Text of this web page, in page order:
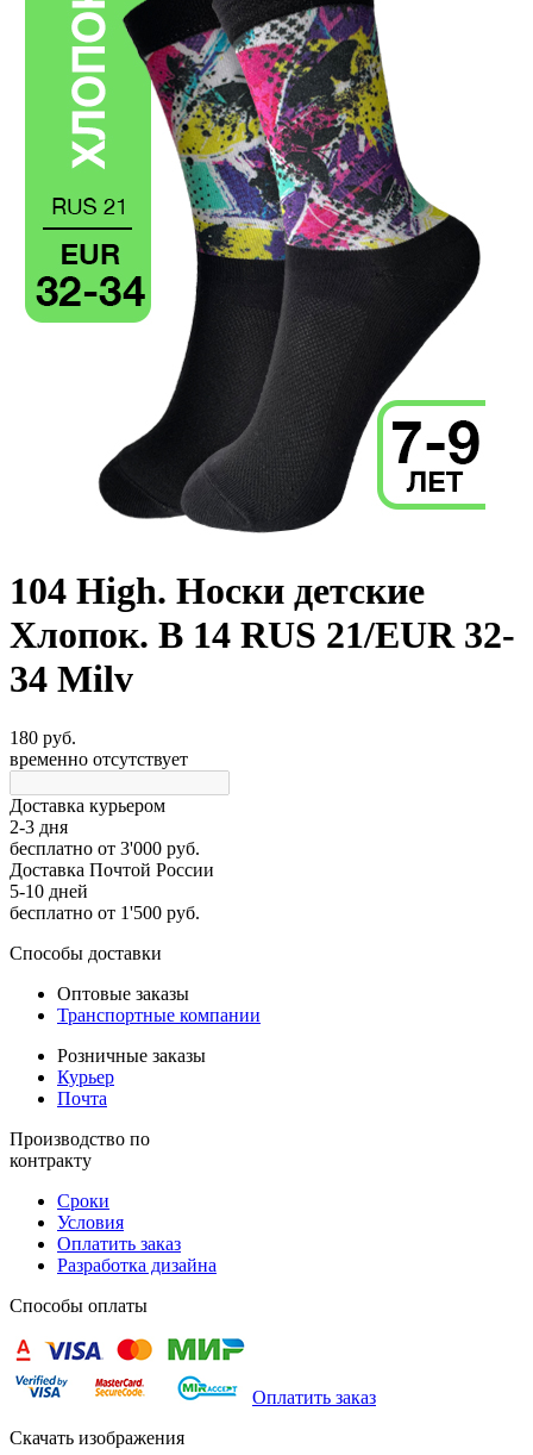
104 High. Носки детские
Хлопок. B 14 RUS 21/EUR 32-
34 Milv
180 руб.
временно отсутствует
Доставка курьером
2-3 дня
бесплатно от 3'000 руб.
Доставка Почтой России
5-10 дней
бесплатно от 1'500 руб.
Способы доставки
Оптовые заказы
Транспортные компании
Розничные заказы
Курьер
Почта
Производство по
контракту
Сроки
Условия
Оплатить заказ
Разработка дизайна
Способы оплаты
Оплатить заказ
Скачать изображения